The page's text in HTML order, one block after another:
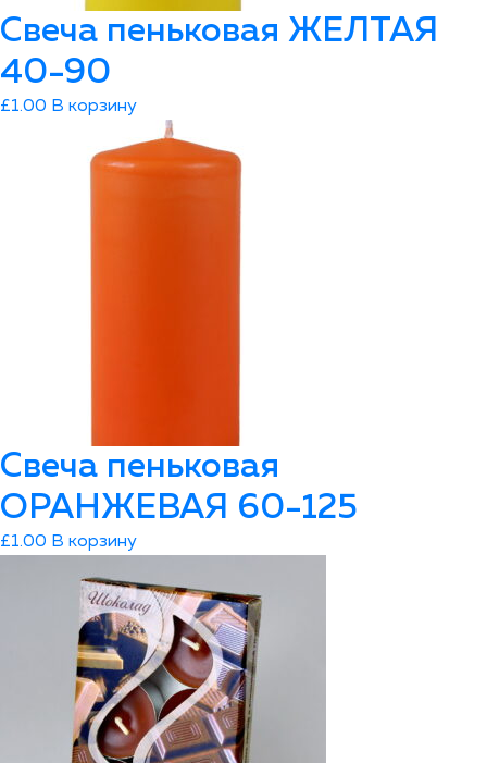
Свеча пеньковая ЖЕЛТАЯ
40-90
£1.00 В корзину
Свеча пеньковая
ОРАНЖЕВАЯ 60-125
£1.00 В корзину